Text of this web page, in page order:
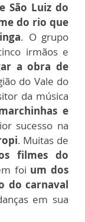
São Luiz do
do rio que
. O grupo
irmãos e
a obra de
do Vale do
da música
e
sucesso na
. Muitas de
filmes do
foi um dos
do carnaval
em sua